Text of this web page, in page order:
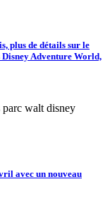
plus de détails sur le
Adventure World,
avec un nouveau